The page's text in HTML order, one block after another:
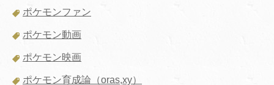
ポケモンファン
ポケモン動画
ポケモン映画
ポケモン育成論（oras,xy）